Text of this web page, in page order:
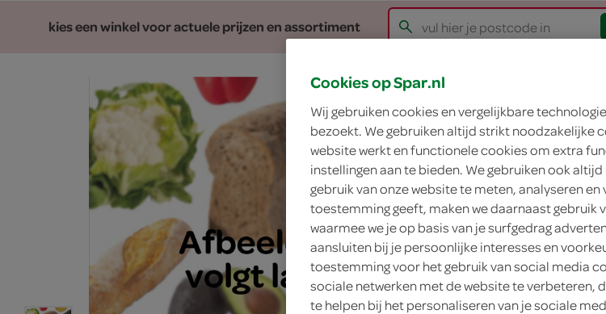
kies een winkel voor actuele prijzen en assortiment
Lokale
Lokale Bakker
6.
90
2 Stuks
in winkelmand
Cookies op Spar.nl
Wij gebruiken cookies en vergelijkbare
bezoekt. We gebruiken altijd strikt noodzakelijke
website werkt en functionele cookies om extra
instellingen aan te bieden. We gebruiken ook
gebruik van onze website te meten, analyseren en
toestemming geeft, maken we daarnaast gebruik
waarmee we je op basis van je surfgedrag
aansluiten bij je persoonlijke interesses en
toestemming voor het gebruik van social media
sociale netwerken met de website te verbeteren,
te helpen bij het personaliseren van je sociale